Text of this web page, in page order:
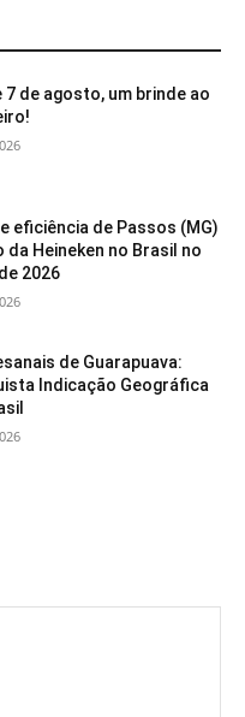
de agosto, um brinde ao
eficiência de Passos (MG)
da Heineken no Brasil no
2026
de Guarapuava:
Indicação Geográfica